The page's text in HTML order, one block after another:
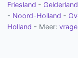
Friesland - Gelderland
- Noord-Holland -
Holland - Meer: